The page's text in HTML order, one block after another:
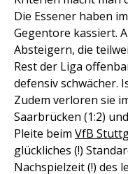
Die Essener haben
Gegentore kassiert.
Absteigern, die
Rest der Liga
defensiv schwächer.
Zudem verloren sie
Saarbrücken (1:2)
Pleite beim VfB
glückliches (!)
Nachspielzeit (!) des